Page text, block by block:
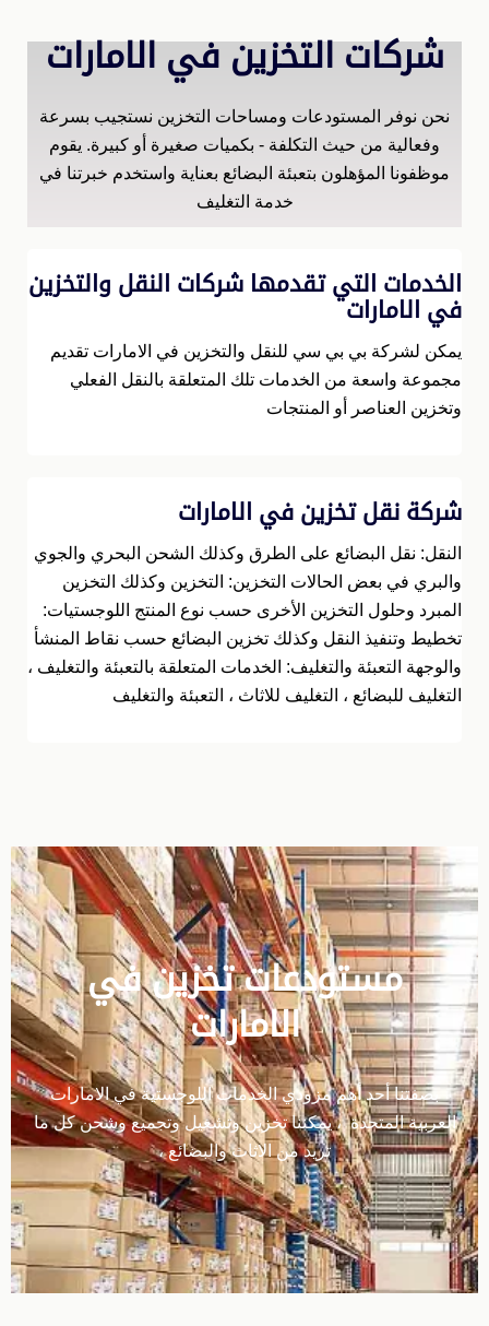
شركات التخزين في الامارات
نحن نوفر المستودعات ومساحات التخزين نستجيب بسرعة
وفعالية من حيث التكلفة - بكميات صغيرة أو كبيرة. يقوم
موظفونا المؤهلون بتعبئة البضائع بعناية واستخدم خبرتنا في
خدمة التغليف
الخدمات التي تقدمها شركات النقل والتخزين
في الامارات
يمكن لشركة بي بي سي للنقل والتخزين في الامارات تقديم
مجموعة واسعة من الخدمات تلك المتعلقة بالنقل الفعلي
وتخزين العناصر أو المنتجات
شركة نقل تخزين في الامارات
النقل: نقل البضائع على الطرق وكذلك الشحن البحري والجوي
والبري في بعض الحالات التخزين: التخزين وكذلك التخزين
المبرد وحلول التخزين الأخرى حسب نوع المنتج اللوجستيات:
تخطيط وتنفيذ النقل وكذلك تخزين البضائع حسب نقاط المنشأ
والوجهة التعبئة والتغليف: الخدمات المتعلقة بالتعبئة والتغليف ،
التغليف للبضائع ، التغليف للاثاث ، التعبئة والتغليف
مستودعات تخزين في
الامارات
بصفتنا أحد أهم مزودي الخدمات اللوجستية في الامارات
العربية المتحدة ، يمكننا تخزين وتشغيل وتجميع وشحن كل ما
تريد من الاثاث والبضائع ،